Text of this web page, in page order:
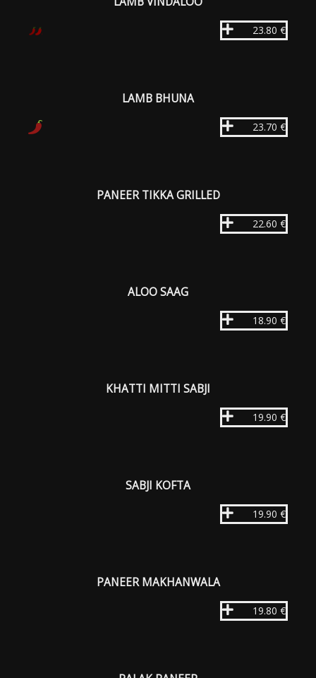
23.80 €
LAMB BHUNA
23.70 €
PANEER TIKKA GRILLED
22.60 €
ALOO SAAG
18.90 €
KHATTI MITTI SABJI
19.90 €
SABJI KOFTA
19.90 €
PANEER MAKHANWALA
19.80 €